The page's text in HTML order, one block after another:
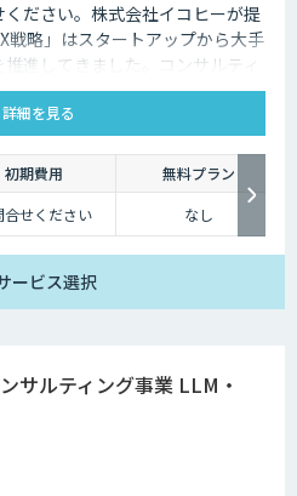
ださい。株式会社イコヒーが提
戦略」はスタートアップから大手
進してきました。コンサルティ
まで、ワンストップで支援しま
詳細を見る
初期費用
無料プラン
合せください なし
ービス選択
サルティング事業 LLM・